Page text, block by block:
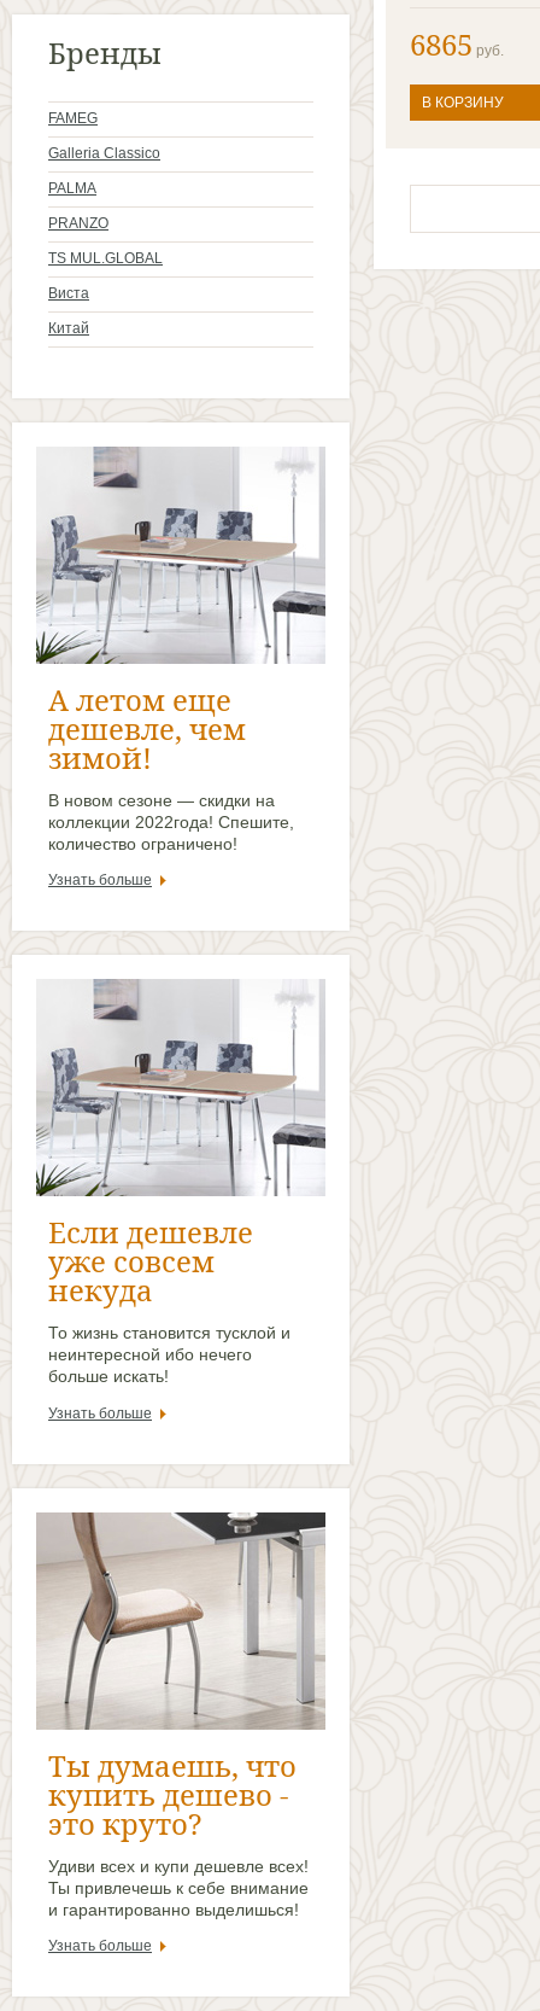
Бренды
FAMEG
Galleria Classico
PALMA
PRANZO
TS MUL.GLOBAL
Виста
Китай
А у нас скидки!
Узнать больше
Если дешевле
уже совсем
некуда
То жизнь становится тусклой и
больше искать!
Узнать больше
6865 руб.
В КОРЗИНУ